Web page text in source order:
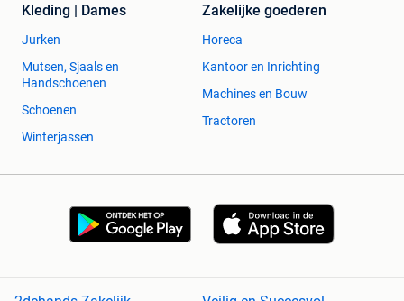
Kleding | Dames
Jurken
Mutsen, Sjaals en
Handschoenen
Schoenen
Winterjassen
Zakelijke goederen
Horeca
Kantoor en Inrichting
Machines en Bouw
Tractoren